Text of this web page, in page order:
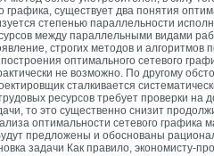
графика, существует два понятия
степенью параллельности
между параллельными видами
строгих методов и алгоритмов
оптимального сетевого
не возможно. По другому
сталкивается
ресурсов требует проверки на
то это существенно снизит
оптимальности сетевого графика
предложены и обоснованы
задачи Как правило, экономисту-